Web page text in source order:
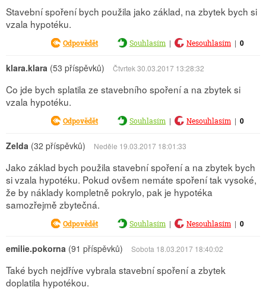
Stavební spoření bych použila jako základ, na zbytek bych si
vzala hypotéku.
Odpovědět Souhlasím | Nesouhlasím | 0
klara.klara (53 příspěvků) Čtvrtek 30.03.2017 13:28:32
Co jde bych splatila ze stavebního spoření a na zbytek si
vzala hypotéku.
Odpovědět Souhlasím | Nesouhlasím | 0
Zelda (32 příspěvků) Neděle 19.03.2017 18:01:33
Jako základ bych použila stavební spoření a na zbytek bych
si vzala hypotéku. Pokud ovšem nemáte spoření tak vysoké,
že by náklady kompletně pokrylo, pak je hypotéka
samozřejmě zbytečná.
Odpovědět Souhlasím | Nesouhlasím | 0
emilie.pokorna (91 příspěvků) Sobota 18.03.2017 18:40:02
Také bych nejdříve vybrala stavební spoření a zbytek
doplatila hypotékou.